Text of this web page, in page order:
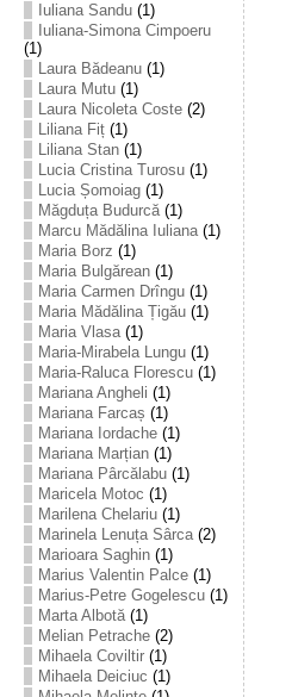
Iuliana Sandu(1)
Iuliana-Simona Cimpoeru
(1)
Laura Bădeanu(1)
Laura Mutu(1)
Laura Nicoleta Coste(2)
Liliana Fiț(1)
Liliana Stan(1)
Lucia Cristina Turosu(1)
Lucia Șomoiag(1)
Măgduța Budurcă(1)
Marcu Mădălina Iuliana(1)
Maria Borz (1)
Maria Bulgărean(1)
Maria Carmen Drîngu(1)
Maria Mădălina Țigău(1)
Maria Vlasa(1)
Maria-Mirabela Lungu(1)
Maria-Raluca Florescu(1)
Mariana Angheli (1)
Mariana Farcaș (1)
Mariana Iordache(1)
Mariana Marțian(1)
Mariana Pârcălabu(1)
Maricela Motoc (1)
Marilena Chelariu(1)
Marinela Lenuța Sârca(2)
Marioara Saghin(1)
Marius Valentin Palce(1)
Marius-Petre Gogelescu(1)
Marta Albotă(1)
Melian Petrache(2)
Mihaela Coviltir(1)
Mihaela Deiciuc (1)